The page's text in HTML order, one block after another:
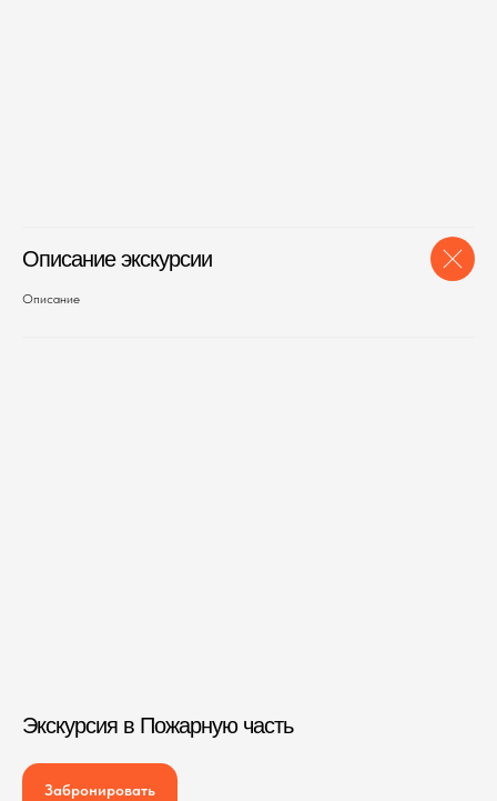
Описание экскурсии
Описание
Экскурсия в Пожарную часть
Забронировать